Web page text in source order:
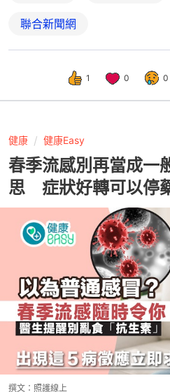
聯合新聞網
1 0 0
健康 健康Easy
春季流感別再當成
思 症狀好轉可以停
撰文： 照護線上